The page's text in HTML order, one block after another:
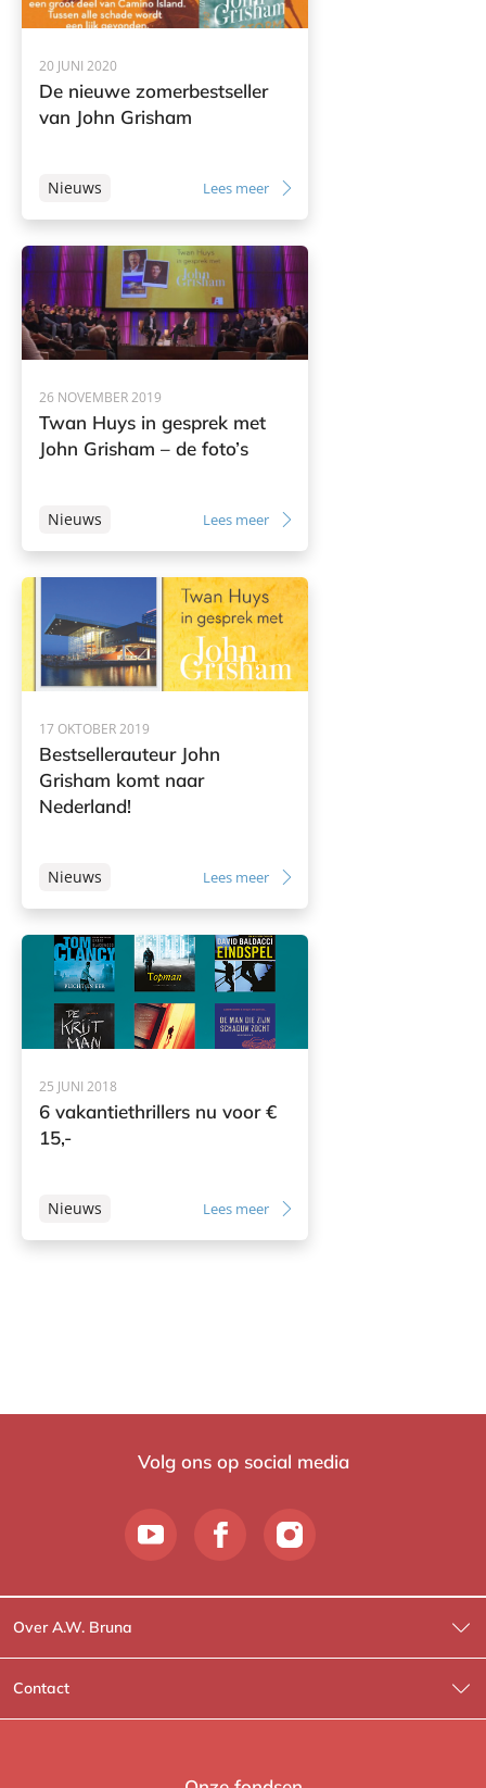
20 JUNI 2020
De nieuwe zomerbestseller
van John Grisham
Nieuws Lees meer
26 NOVEMBER 2019
Twan Huys in gesprek met
John Grisham – de foto’s
Nieuws Lees meer
17 OKTOBER 2019
Bestsellerauteur John
Grisham komt naar
Nederland!
Nieuws Lees meer
25 JUNI 2018
6 vakantiethrillers nu voor €
15,-
Nieuws Lees meer
Volg ons op social media
Over A.W. Bruna
Wat wij doen
Wie is Wie?
Contact
Contactinformatie